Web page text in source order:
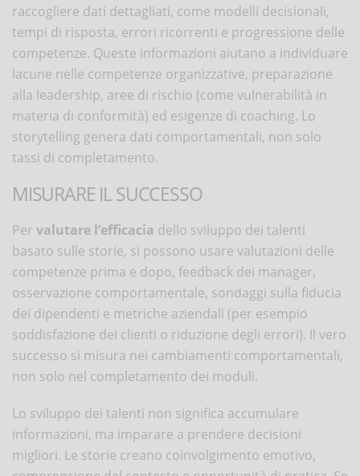
raccogliere dati dettagliati, come modelli decisionali,
tempi di risposta, errori ricorrenti e progressione delle
competenze. Queste informazioni aiutano a individuare
lacune nelle competenze organizzative, preparazione
alla leadership, aree di rischio (come vulnerabilità in
materia di conformità) ed esigenze di coaching. Lo
storytelling genera dati comportamentali, non solo
tassi di completamento.
MISURARE IL SUCCESSO
Per valutare l’efficacia dello sviluppo dei talenti
basato sulle storie, si possono usare valutazioni delle
competenze prima e dopo, feedback dei manager,
osservazione comportamentale, sondaggi sulla fiducia
dei dipendenti e metriche aziendali (per esempio
soddisfazione dei clienti o riduzione degli errori). Il vero
successo si misura nei cambiamenti comportamentali,
non solo nel completamento dei moduli.
Lo sviluppo dei talenti non significa accumulare
informazioni, ma imparare a prendere decisioni
migliori. Le storie creano coinvolgimento emotivo,